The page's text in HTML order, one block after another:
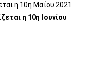
η 10η Μαΐου 2021
η 10η Ιουνίου